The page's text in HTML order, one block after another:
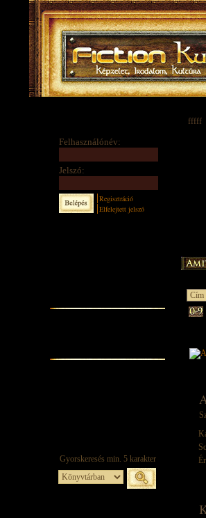
Felhasználónév:
Jelszó:
Regisztráció
Elfelejtett jelszó
fffff